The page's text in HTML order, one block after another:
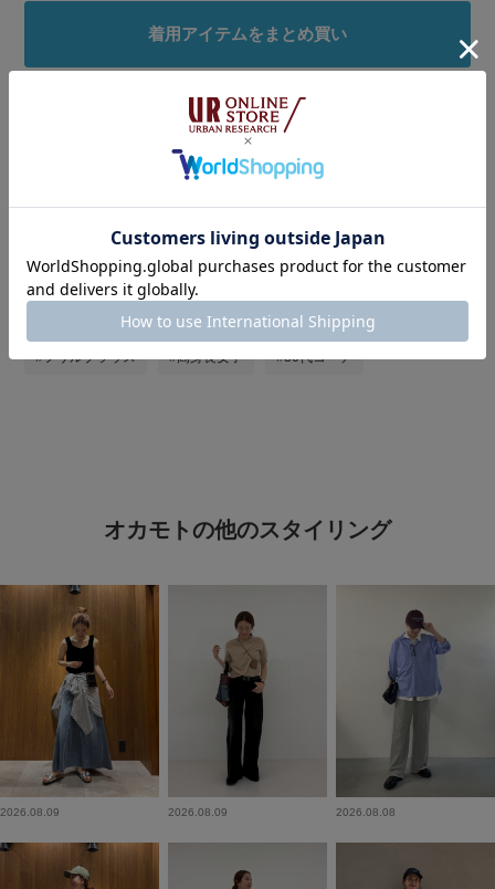
着用アイテムをまとめ買い
タグ
#ボリューム袖 #即着シャツコーデ #大人かわいい
#フリルブラウス #高身長女子 #30代コーデ
オカモトの他のスタイリング
2026.08.09 2026.08.09 2026.08.08